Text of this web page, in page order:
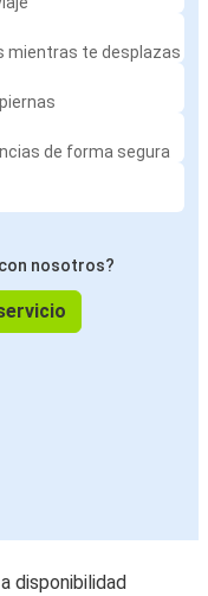
mientras te desplazas
de forma segura
nosotros?
disponibilidad